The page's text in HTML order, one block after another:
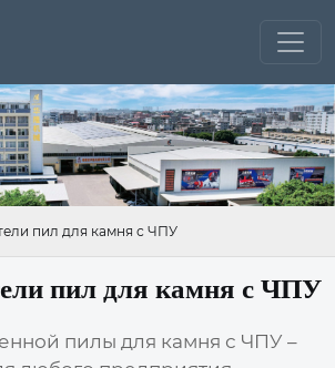
пил для камня с ЧПУ
пил для камня с ЧПУ
пилы для камня с ЧПУ –